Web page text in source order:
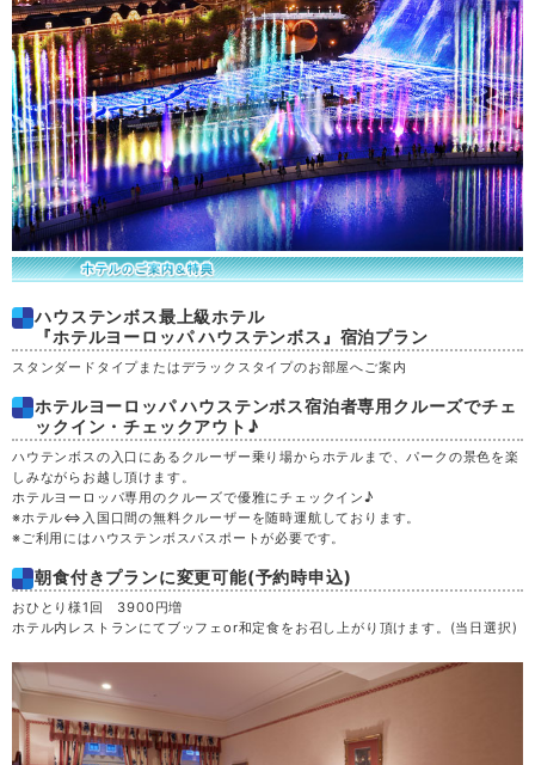
水 30
ハウステンボス最上級ホテル
『ホテルヨーロッパ ハウステンボス』宿泊プラン
スタンダードタイプまたはデラックスタイプのお部屋へご案内
ホテルヨーロッパ ハウステンボス宿泊者専用クルーズでチェ
ックイン・チェックアウト♪
ハウテンボスの入口にあるクルーザー乗り場からホテルまで、パークの景色を楽
しみながらお越し頂けます。
ホテルヨーロッパ専用のクルーズで優雅にチェックイン♪
※ホテル⇔入国口間の無料クルーザーを随時運航しております。
※ご利用にはハウステンボスパスポートが必要です。
朝食付きプランに変更可能(予約時申込)
おひとり様1回 3900円増
ホテル内レストランにてブッフェor和定食をお召し上がり頂けます。(当日選択)